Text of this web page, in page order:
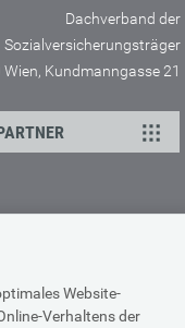
Website-
Verhaltens der
Dachverband der
Sozialversicherungsträger
Wien, Kundmanngasse 21
Info & Sicherheit
Suche